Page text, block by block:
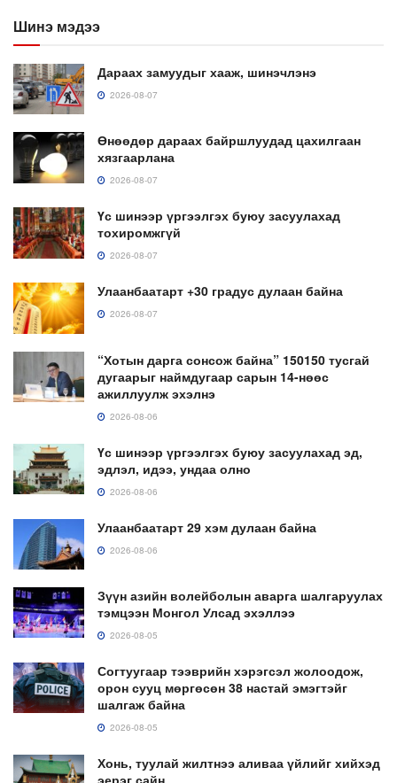
Шинэ мэдээ
Дараах замуудыг хааж, шинэчлэнэ
2026-08-07
Өнөөдөр дараах байршлуудад цахилгаан
хязгаарлана
2026-08-07
Үс шинээр үргээлгэх буюу засуулахад
тохиромжгүй
2026-08-07
Улаанбаатарт +30 градус дулаан байна
2026-08-07
“Хотын дарга сонсож байна” 150150 тусгай
дугаарыг наймдугаар сарын 14-нөөс
ажиллуулж эхэлнэ
2026-08-06
Үс шинээр үргээлгэх буюу засуулахад эд,
эдлэл, идээ, ундаа олно
2026-08-06
Улаанбаатарт 29 хэм дулаан байна
2026-08-06
Зүүн азийн волейболын аварга шалгаруулах
тэмцээн Монгол Улсад эхэллээ
2026-08-05
Согтуугаар тээврийн хэрэгсэл жолоодож,
орон сууц мөргөсөн 38 настай эмэгтэйг
шалгаж байна
2026-08-05
Хонь, туулай жилтнээ аливаа үйлийг хийхэд
эерэг сайн